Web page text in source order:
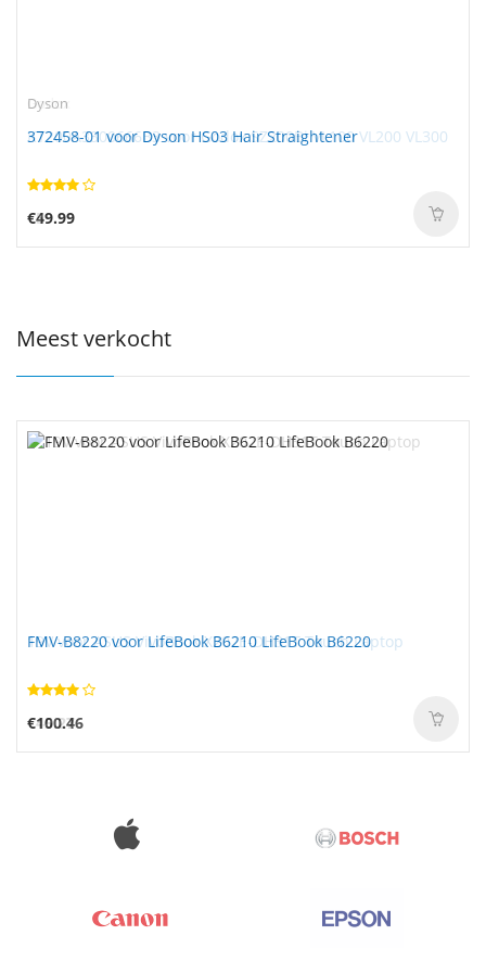
Dyson
372458-01 voor Dyson HS03 Hair Straightener
€49.99
Meest verkocht
FMV-B8220 voor LifeBook B6210 LifeBook B6220
€100.46